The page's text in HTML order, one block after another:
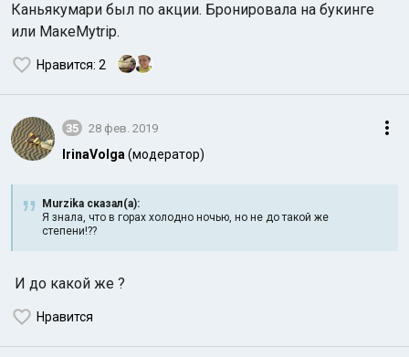
Каньякумари был по акции. Бронировала на букинге
или МакеMytrip.
Нравится: 2
35 28 фев. 2019
IrinaVolga (модератор)
Murzika сказал(а):
Я знала, что в горах холодно ночью, но не до такой же
степени!??
И до какой же ?
Нравится